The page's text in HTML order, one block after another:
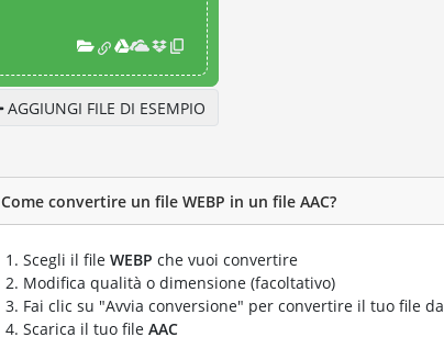
AGGIUNGI FILE DI ESEMPIO
Come convertire un file WEBP in un file AAC?
Scegli il file WEBP che vuoi convertire
Modifica qualità o dimensione (facoltativo)
Fai clic su "Avvia conversione" per convertire il tuo file da
Scarica il tuo file AAC